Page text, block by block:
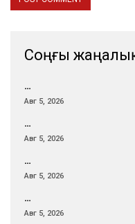
Соңғы
…
Авг 5, 2026
…
Авг 5, 2026
…
Авг 5, 2026
…
Авг 5, 2026